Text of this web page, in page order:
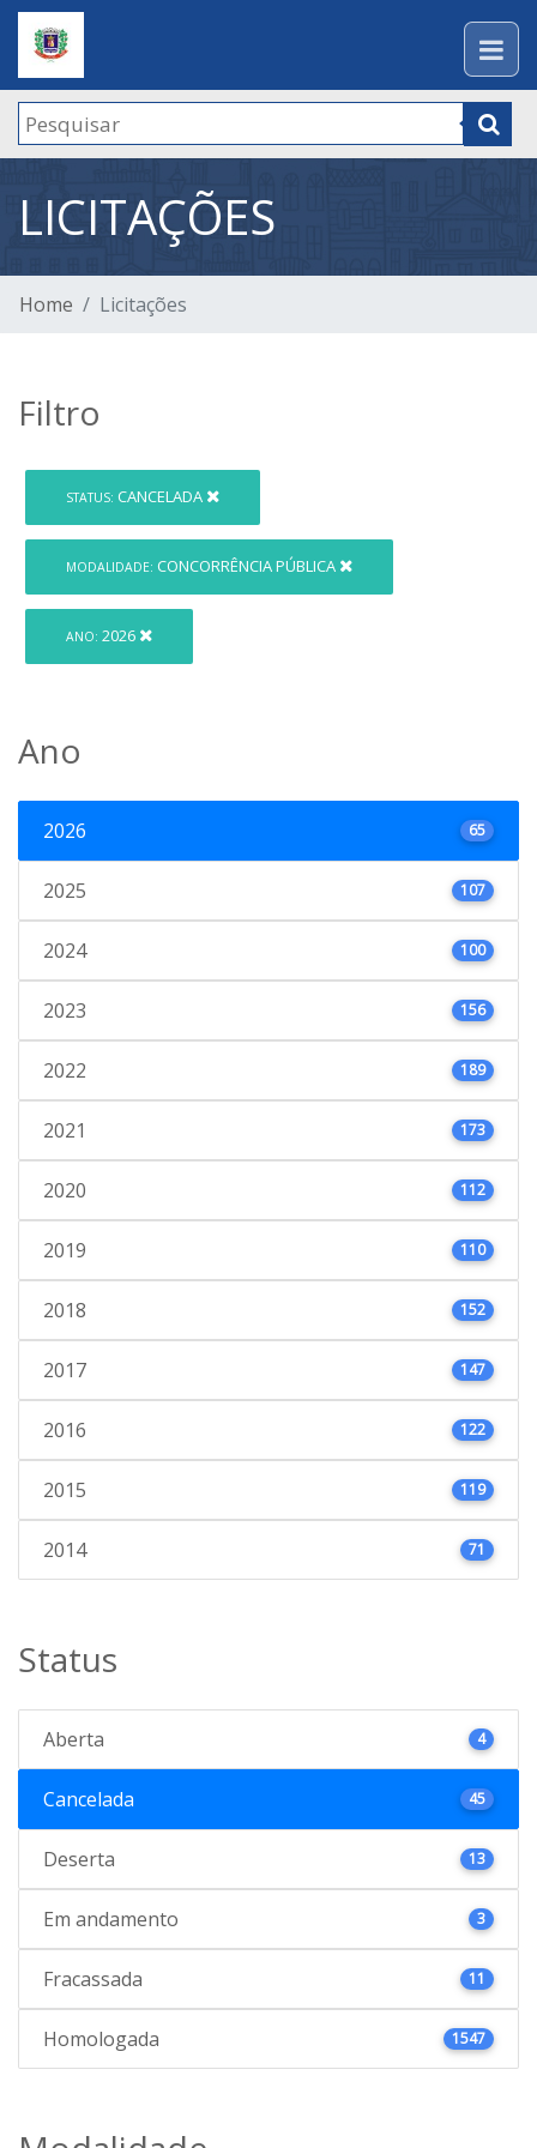
LICITAÇÕES
Home Licitações
Filtro
STATUS: CANCELADA
MODALIDADE: CONCORRÊNCIA PÚBLICA
ANO: 2026
Ano
2026 65
2025 107
2024 100
2023 156
2022 189
2021 173
2020 112
2019 110
2018 152
2017 147
2016 122
2015 119
2014 71
Status
Aberta 4
Cancelada 45
Deserta 13
Em andamento 3
Fracassada 11
Homologada 1547